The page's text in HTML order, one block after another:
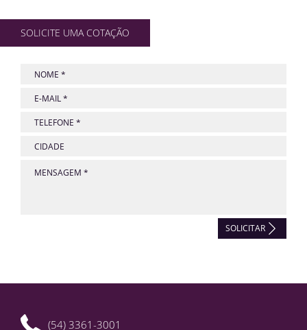
SOLICITE UMA COTAÇÃO
SOLICITAR
(54) 3361-3001